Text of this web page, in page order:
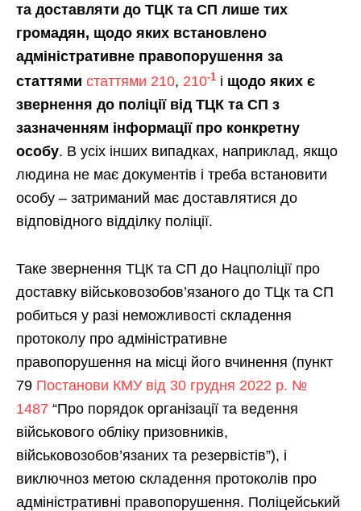
та доставляти до ТЦК та СП лише тих
громадян, щодо яких встановлено
адміністративне правопорушення за
статтями статтями 210, 210-1 і щодо яких є
звернення до поліції від ТЦК та СП з
зазначенням інформації про конкретну
особу. В усіх інших випадках, наприклад, якщо
людина не має документів і треба встановити
особу – затриманий має доставлятися до
відповідного відділку поліції.
Таке звернення ТЦК та СП до Нацполіції про
доставку військовозобов’язаного до ТЦк та СП
робиться у разі неможливості складення
протоколу про адміністративне
правопорушення на місці його вчинення (пункт
79 Постанови КМУ від 30 грудня 2022 р. №
1487 “Про порядок організації та ведення
військового обліку призовників,
військовозобов’язаних та резервістів”), і
виключноз метою складення протоколів про
адміністративні правопорушення. Поліцейський